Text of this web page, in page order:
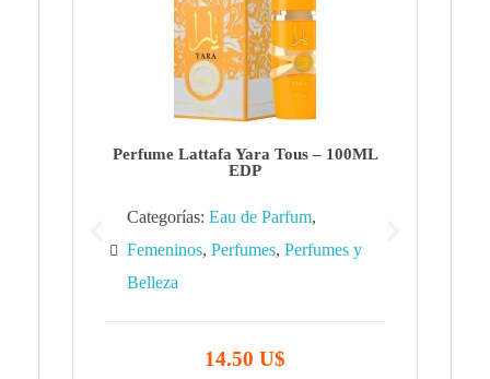
Perfume Lattafa Yara Tous – 100ML
EDP
Categorías: Eau de Parfum,
Femeninos, Perfumes, Perfumes y
Belleza
14.50 U$